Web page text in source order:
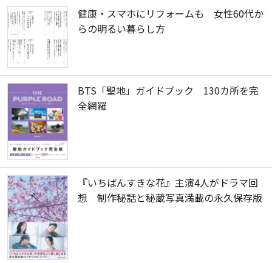
健康・スマホにリフォームも 女性60代か
らの明るい暮らし方
BTS「聖地」ガイドブック 130カ所を完
全網羅
『いちばんすきな花』主演4人がドラマ回
想 制作秘話と秘蔵写真満載の永久保存版